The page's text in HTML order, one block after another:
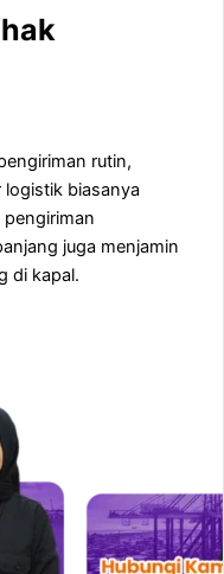
rutin,
logistik biasanya
juga menjamin
di kapal.